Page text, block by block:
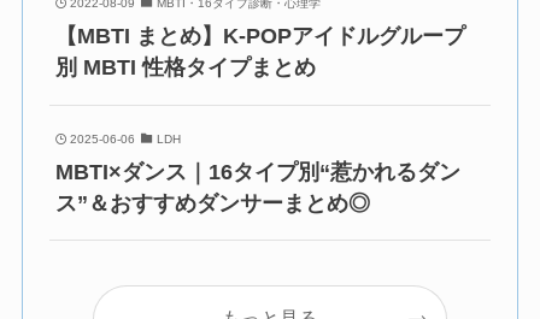
2022-08-09 MBTI・16タイプ診断・心理学
【MBTI まとめ】K-POPアイドルグループ
別 MBTI 性格タイプまとめ
2025-06-06 LDH
MBTI×ダンス｜16タイプ別“惹かれるダン
ス”＆おすすめダンサーまとめ◎